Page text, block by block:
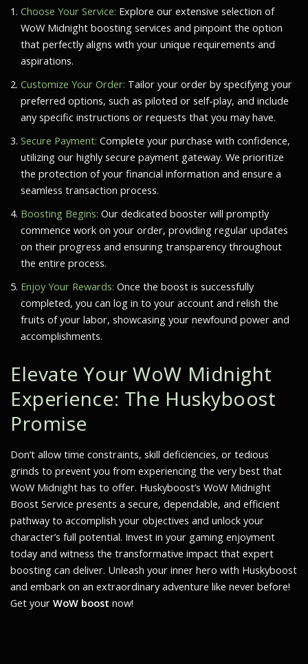
Choose Your Service: Explore our extensive selection of
WoW Midnight boosting services and pinpoint the option
that perfectly aligns with your unique requirements and
aspirations.
Customize Your Order: Tailor your order by specifying your
preferred options, such as piloted or self-play, and include
any specific instructions or requests that you may have.
Secure Payment: Complete your purchase with confidence,
utilizing our highly secure payment gateway. We prioritize
the protection of your financial information and ensure a
seamless transaction process.
Boosting Begins: Our dedicated booster will promptly
commence work on your order, providing regular updates
on their progress and ensuring transparency throughout
the entire process.
Enjoy Your Rewards: Once the boost is successfully
completed, you can log in to your account and relish the
fruits of your labor, showcasing your newfound power and
accomplishments.
Elevate Your WoW Midnight
Experience: The Huskyboost
Promise
Don’t allow time constraints, skill deficiencies, or tedious
grinds to prevent you from experiencing the very best that
WoW Midnight has to offer. Huskyboost’s WoW Midnight
Boost Service presents a secure, dependable, and efficient
pathway to accomplish your objectives and unlock your
character’s full potential. Invest in your gaming enjoyment
today and witness the transformative impact that expert
boosting can deliver. Unleash your inner hero with Huskyboost
and embark on an extraordinary adventure like never before!
Get your WoW boost now!